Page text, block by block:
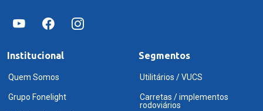
Institucional
Quem Somos
Grupo Fonelight
Segmentos
Utilitários / VUCS
Carretas / implementos
rodoviários